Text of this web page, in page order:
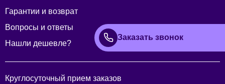
Гарантии и возврат
Вопросы и ответы
Нашли дешевле?
Заказать звонок
Круглосуточный прием заказов